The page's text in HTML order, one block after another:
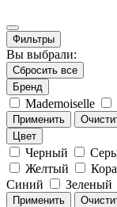
Фильтры
Вы выбрали:
Сбросить все
Бренд
Mademoiselle
Применить
Цвет
Черный
Желтый
Синий
Зеленый
Применить